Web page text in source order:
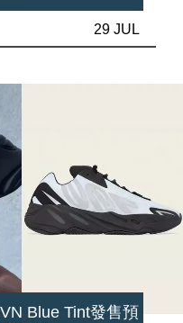
29 JUL
Blue Tint發售預